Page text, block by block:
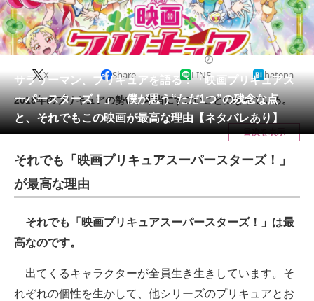
住まい 教育・育児
動物 リサーチ
会員記事
メディア
注目記事を集めた総合ページ
ITの今と未来を見通す
スマホと通信の最新トレンド
進化するPCとデバイスの未来
ビジネスと働き方のヒント
サラリーマン、プリキュアを語る：「映画プリキュアス
ーパースターズ！」 僕が思う“ただ1つ”の残念な点
と、それでもこの映画が最高な理由【ネタバレあり】
X Share LINE hatena
2018年のプリキュアの勢い、本当にすごいことになっている。
目次を表示
それでも「映画プリキュアスーパースターズ！」
が最高な理由
それでも「映画プリキュアスーパースターズ！」は最
高なのです。
出てくるキャラクターが全員生き生きしています。そ
れぞれの個性を生かして、他シリーズのプリキュアとお